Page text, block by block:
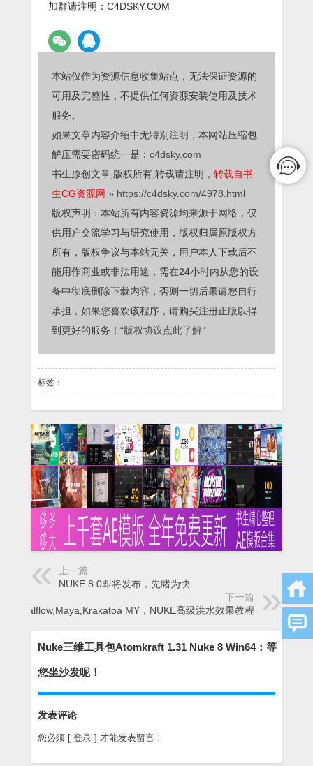
加群请注明：C4DSKY.COM
本站仅作为资源信息收集站点，无法保证资源的
可用及完整性，不提供任何资源安装使用及技术
服务。
如果文章内容介绍中无特别注明，本网站压缩包
解压需要密码统一是： c4dsky.com
书生原创文章,版权所有,转载请注明， 转载自书
生CG资源网 » https://c4dsky.com/4978.html
版权声明：本站所有内容资源均来源于网络，仅
供用户交流学习与研究使用，版权归属原版权方
所有，版权争议与本站无关，用户本人下载后不
能用作商业或非法用途，需在24小时内从您的设
备中彻底删除下载内容，否则一切后果请您自行
承担，如果您喜欢该程序，请购买注册正版以得
到更好的服务！ “版权协议点此了解”
标签：
上一篇
NUKE 8.0即将发布，先睹为快
下一篇
Realflow,Maya,Krakatoa MY，NUKE高级洪水效果教程
Nuke三维工具包Atomkraft 1.31 Nuke 8 Win64：等
您坐沙发呢！
发表评论
您必须 [ 登录 ] 才能发表留言！